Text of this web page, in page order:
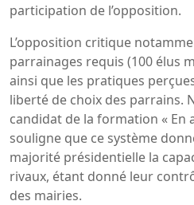
participation de l’opposition.
L’opposition critique
parrainages requis (100 élus
ainsi que les pratiques
liberté de choix des parrains.
candidat de la formation « En
souligne que ce système
majorité présidentielle la
rivaux, étant donné leur
des mairies.